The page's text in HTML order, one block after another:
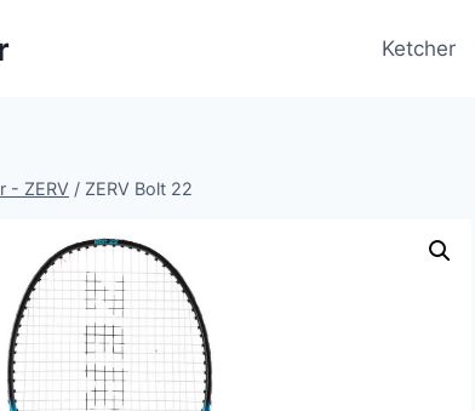
Ketcher
- ZERV / ZERV Bolt 22